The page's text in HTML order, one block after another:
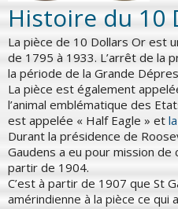
Histoire du 10
La pièce de 10 Dollars Or est
de 1795 à 1933. L’arrêt de la
la période de la Grande
La pièce est également
l’animal emblématique des
est appelée « Half Eagle » et
Durant la présidence de
Gaudens a eu pour mission de
partir de 1904.
C’est à partir de 1907 que St
amérindienne à la pièce ce qui